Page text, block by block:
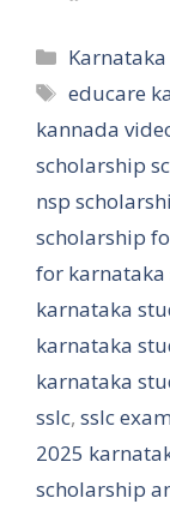
Categories
Tags
educare
kannada
scholarship
nsp
scholarship
for karnataka
karnataka
karnataka
karnataka
sslc, sslc
2025
scholarship